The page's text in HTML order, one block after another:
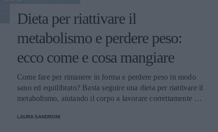
Dieta per riattivare il
metabolismo e perdere peso:
ecco come e cosa mangiare
Come fare per rimanere in forma e perdere peso in modo
sano ed equilibrato? Basta seguire una dieta per riattivare il
metabolismo, aiutando il corpo a lavorare correttamente e
LAURA SANDRONI